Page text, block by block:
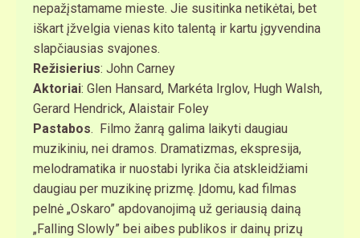
nepažįstamame mieste. Jie susitinka netikėtai, bet
iškart įžvelgia vienas kito talentą ir kartu įgyvendina
slapčiausias svajones.
Režisierius: John Carney
Aktoriai: Glen Hansard, Markéta Irglov, Hugh Walsh,
Gerard Hendrick, Alaistair Foley
Pastabos. Filmo žanrą galima laikyti daugiau
muzikiniu, nei dramos. Dramatizmas, ekspresija,
melodramatika ir nuostabi lyrika čia atskleidžiami
daugiau per muzikinę prizmę. Įdomu, kad filmas
pelnė „Oskaro” apdovanojimą už geriausią dainą
„Falling Slowly” bei aibes publikos ir dainų prizų